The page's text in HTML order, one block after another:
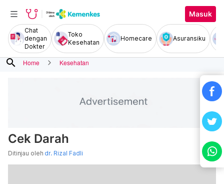
Masuk
Chat
dengan
Dokter
Toko
Kesehatan
Homecare Asuransiku
search Home Kesehatan
Cek Darah
Ditinjau oleh dr. Rizal Fadli